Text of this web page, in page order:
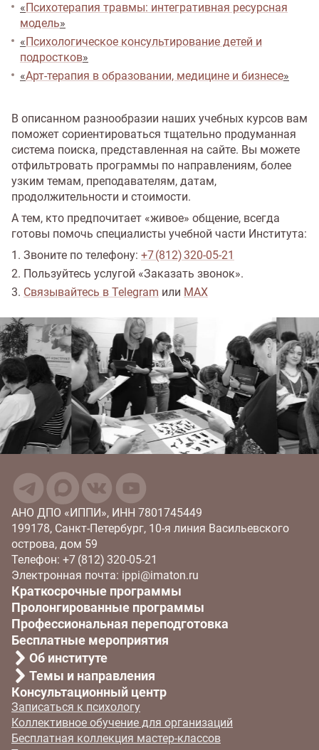
« Психотерапия травмы: интегративная ресурсная
модель»
« Психологическое консультирование детей и
подростков»
«Арт-терапия в образовании, медицине и бизнесе»
В описанном разнообразии наших учебных курсов вам
поможет сориентироваться тщательно продуманная
система поиска, представленная на сайте. Вы можете
отфильтровать программы по направлениям, более
узким темам, преподавателям, датам,
продолжительности и стоимости.
А тем, кто предпочитает «живое» общение, всегда
готовы помочь специалисты учебной части Института:
Звоните по телефону: +7 (812) 320‑05‑21
Пользуйтесь услугой «Заказать звонок».
Связывайтесь в Telegram или MAX
Об институте
Темы и направления
Консультационный центр
Записаться к психологу
Краткосрочные программы
Пролонгированные программы
Профессиональная переподготовка
Бесплатные мероприятия
Коллективное обучение для организаций
Бесплатная коллекция мастер-классов
АНО ДПО «ИППИ», ИНН 7801745449
199178, Санкт-Петербург, 10‑я линия Васильевского
острова, дом 59
Телефон: +7 (812) 320‑05‑21
Электронная почта: ippi@imaton.ru